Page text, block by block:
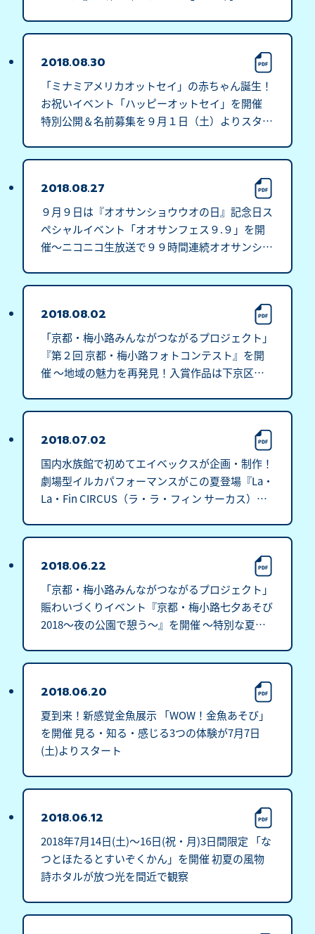
2018.08.30
「ミナミアメリカオットセイ」の赤ちゃん誕生！
お祝いイベント「ハッピーオットセイ」を開催
特別公開＆名前募集を９月１日（土）よりスター
2018.08.27
９月９日は『オオサンショウウオの日』記念日ス
ペシャルイベント「オオサンフェス９.９」を開
催～ニコニコ生放送で９９時間連続オオサンショ
2018.08.02
「京都・梅小路みんながつながるプロジェクト」
『第２回 京都・梅小路フォトコンテスト』を開
催 ～地域の魅力を再発見！入賞作品は下京区総
2018.07.02
国内水族館で初めてエイベックスが企画・制作！
劇場型イルカパフォーマンスがこの夏登場『La・
La・Fin CIRCUS（ラ・ラ・フィン サーカス）』
2018.06.22
「京都・梅小路みんながつながるプロジェクト」
賑わいづくりイベント『京都・梅小路七夕あそび
2018～夜の公園で憩う～』を開催 ～特別な夏の
間：２０１８年８月３日(金)～８月１２日(日)
2018.06.20
夏到来！新感覚金魚展示 「WOW！金魚あそび」
を開催 見る・知る・感じる3つの体験が7月7日
(土)よりスタート
2018.06.12
2018年7月14日(土)～16日(祝・月)3日間限定 「な
つとほたるとすいぞくかん」を開催 初夏の風物
詩ホタルが放つ光を間近で観察